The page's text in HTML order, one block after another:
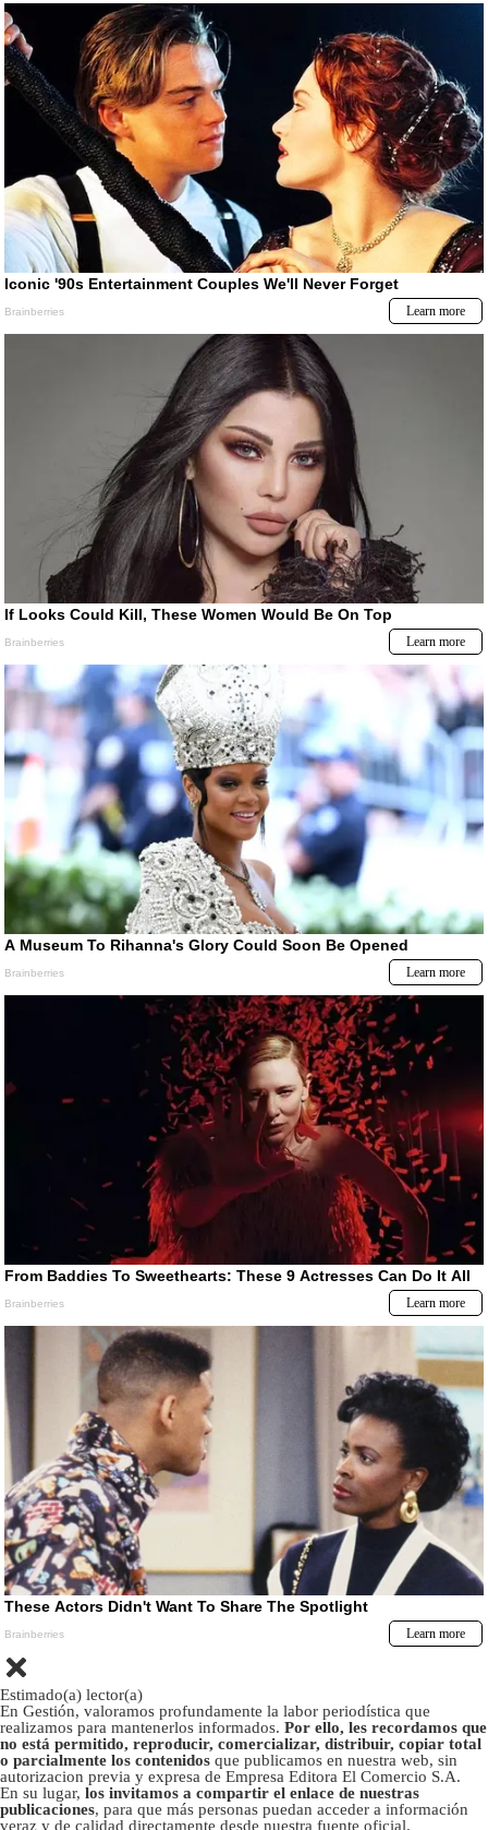
Estimado(a) lector(a)
En Gestión, valoramos profundamente la labor periodística que
realizamos para mantenerlos informados. Por ello, les recordamos que
no está permitido, reproducir, comercializar, distribuir, copiar total
o parcialmente los contenidos que publicamos en nuestra web, sin
autorizacion previa y expresa de Empresa Editora El Comercio S.A.
En su lugar, los invitamos a compartir el enlace de nuestras
publicaciones, para que más personas puedan acceder a información
veraz y de calidad directamente desde nuestra fuente oficial.